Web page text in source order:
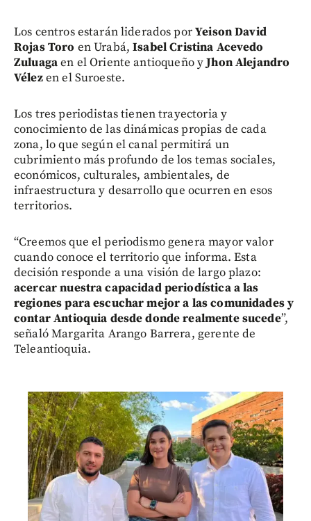
Los centros estarán liderados porYeison David
Rojas Toro en Urabá,Isabel Cristina Acevedo
Zuluagaen el Oriente antioqueño yJhon Alejandro
Vélezen el Suroeste.
Los tres periodistas tienen trayectoria y
conocimiento de las dinámicas propias de cada
zona, lo que según el canal permitirá un
cubrimiento más profundo de los temas sociales,
económicos, culturales, ambientales, de
infraestructura y desarrollo que ocurren en esos
territorios.
“Creemos que el periodismo genera mayor valor
cuando conoce el territorio que informa. Esta
decisión responde a una visión de largo plazo:
acercar nuestra capacidad periodística a las
regiones para escuchar mejor a las comunidades y
contar Antioquia desde donde realmente sucede”,
señaló Margarita Arango Barrera, gerente de
Teleantioquia.